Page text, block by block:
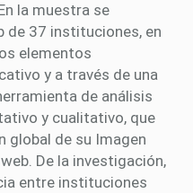
la muestra se
de 37 instituciones, en
elementos
y a través de una
de análisis
y cualitativo, que
global de su Imagen
De la investigación,
entre instituciones